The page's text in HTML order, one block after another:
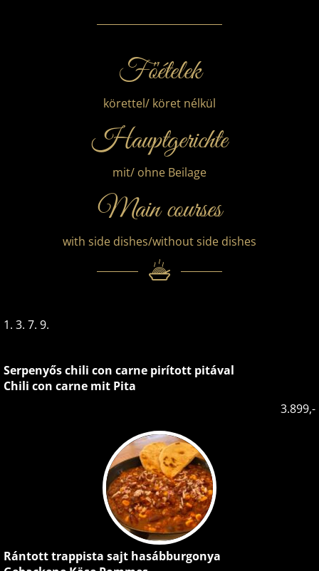
Főételek
körettel/ köret nélkül
Hauptgerichte
mit/ ohne Beilage
Main courses
with side dishes/without side dishes
1. 3. 7. 9.
Serpenyős chili con carne pirított pitával
Chili con carne mit Pita
3.899,-
Rántott trappista sajt hasábburgonya